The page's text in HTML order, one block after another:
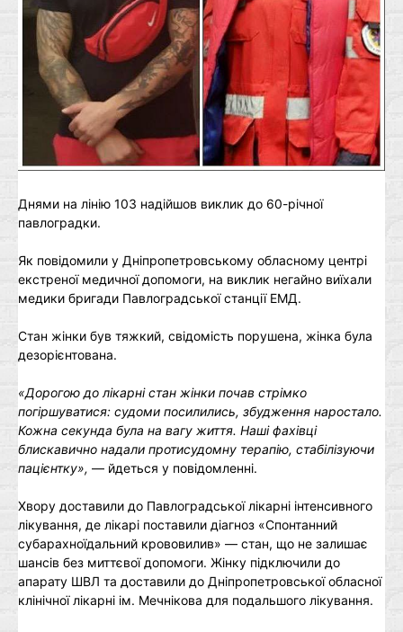
Днями на лінію 103 надійшов виклик до 60-річної
павлоградки.
Як повідомили у Дніпропетровському обласному центрі
екстреної медичної допомоги, на виклик негайно виїхали
медики бригади Павлоградської станції ЕМД.
Стан жінки був тяжкий, свідомість порушена, жінка була
дезорієнтована.
«Дорогою до лікарні стан жінки почав стрімко
погіршуватися: судоми посилились, збудження наростало.
Кожна секунда була на вагу життя. Наші фахівці
блискавично надали протисудомну терапію, стабілізуючи
пацієнтку», — йдеться у повідомленні.
Хвору доставили до Павлоградської лікарні інтенсивного
лікування, де лікарі поставили діагноз «Спонтанний
субарахноїдальний крововилив» — стан, що не залишає
шансів без миттєвої допомоги. Жінку підключили до
апарату ШВЛ та доставили до Дніпропетровської обласної
клінічної лікарні ім. Мечнікова для подальшого лікування.